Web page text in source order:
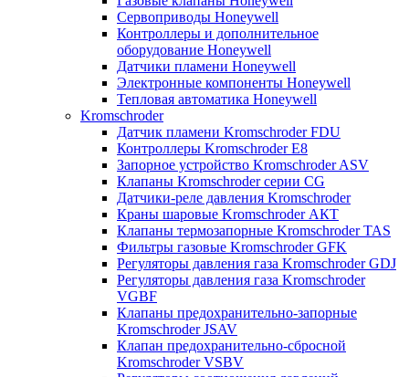
Сервоприводы Honeywell
Контроллеры и дополнительное
оборудование Honeywell
Датчики пламени Honeywell
Электронные компоненты Honeywell
Тепловая автоматика Honeywell
Kromschroder
Датчик пламени Kromschroder FDU
Контроллеры Kromschroder E8
Запорное устройство Kromschroder ASV
Клапаны Kromschroder серии CG
Датчики-реле давления Kromschroder
Краны шаровые Kromschroder АКТ
Клапаны термозапорные Kromschroder TAS
Фильтры газовые Kromschroder GFK
Регуляторы давления газа Kromschroder GDJ
Регуляторы давления газа Kromschroder
VGBF
Клапаны предохранительно-запорные
Kromschroder JSAV
Клапан предохранительно-сбросной
Kromschroder VSBV